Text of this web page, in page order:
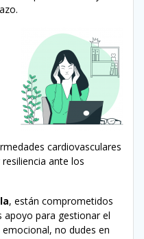
cardiovasculares
ante los
, están comprometidos
apoyo para gestionar el
no dudes en